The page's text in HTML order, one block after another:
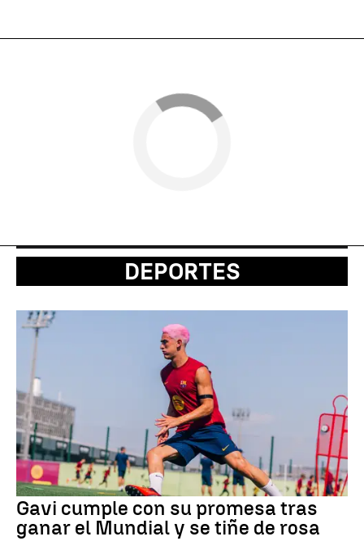
DEPORTES
Gavi cumple con su promesa tras
ganar el Mundial y se tiñe de rosa